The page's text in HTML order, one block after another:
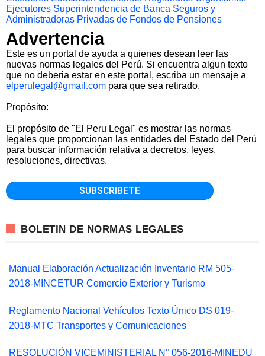
Ejecutores Superintendencia de Banca Seguros y
Administradoras Privadas de Fondos de Pensiones
Advertencia
Este es un portal de ayuda a quienes desean leer las
nuevas normas legales del Perú. Si encuentra algun texto
que no deberia estar en este portal, escriba un mensaje a
elperulegal@gmail.com para que sea retirado.
Propósito:
El propósito de "El Peru Legal" es mostrar las normas
legales que proporcionan las entidades del Estado del Perú
para buscar información relativa a decretos, leyes,
resoluciones, directivas.
BOLETIN DE NORMAS LEGALES
Manual Elaboración Actualización Inventario RM 505-
2018-MINCETUR Comercio Exterior y Turismo
Reglamento Nacional Vehículos Texto Único DS 019-
2018-MTC Transportes y Comunicaciones
RESOLUCIÓN VICEMINISTERIAL N° 056-2016-MINEDU